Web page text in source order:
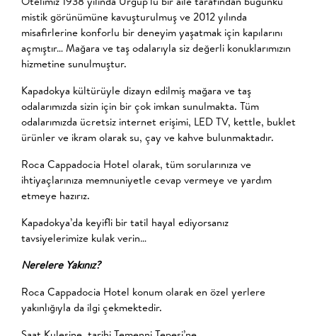
mistik görünümüne kavuşturulmuş ve 2012 yılında
misafirlerine konforlu bir deneyim yaşatmak için kapılarını
açmıştır… Mağara ve taş odalarıyla siz değerli konuklarımızın
hizmetine sunulmuştur.
Kapadokya kültürüyle dizayn edilmiş mağara ve taş
odalarımızda sizin için bir çok imkan sunulmakta. Tüm
odalarımızda ücretsiz internet erişimi, LED TV, kettle, buklet
ürünler ve ikram olarak su, çay ve kahve bulunmaktadır.
Roca Cappadocia Hotel olarak, tüm sorularınıza ve
ihtiyaçlarınıza memnuniyetle cevap vermeye ve yardım
etmeye hazırız.
Kapadokya’da keyifli bir tatil hayal ediyorsanız
tavsiyelerimize kulak verin…
Nerelere Yakınız?
Roca Cappadocia Hotel konum olarak en özel yerlere
yakınlığıyla da ilgi çekmektedir.